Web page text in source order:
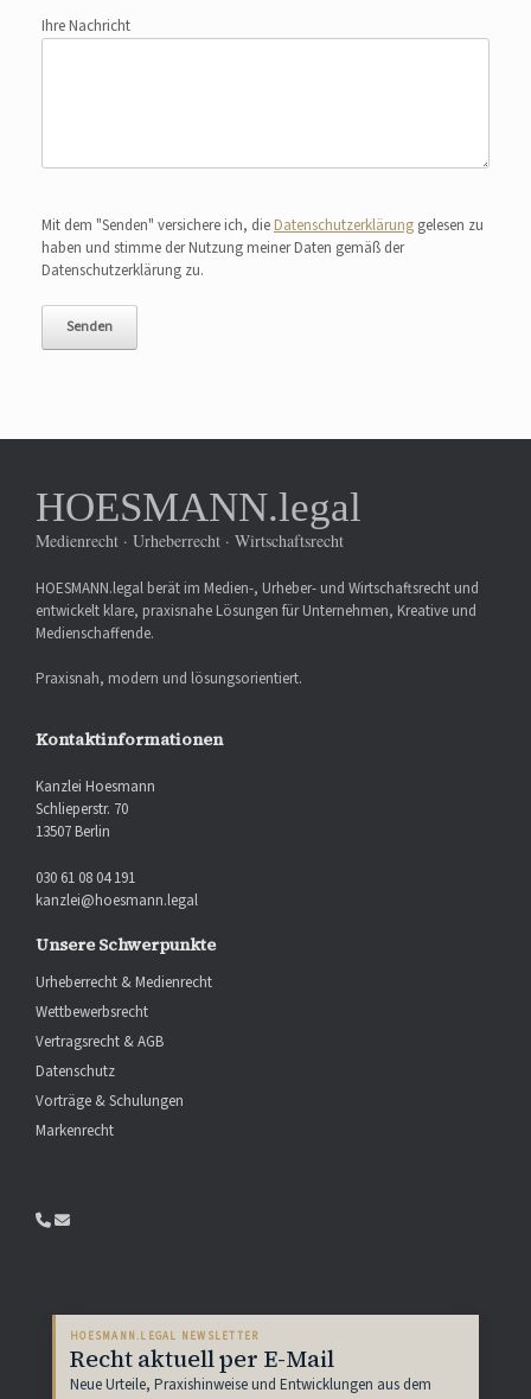
Ihre Nachricht
Mit dem "Senden" versichere ich, die Datenschutzerklärung gelesen zu
haben und stimme der Nutzung meiner Daten gemäß der
Datenschutzerklärung zu.
HOESMANN.legal
Medienrecht · Urheberrecht · Wirtschaftsrecht
HOESMANN.legal berät im Medien-, Urheber- und Wirtschaftsrecht und
entwickelt klare, praxisnahe Lösungen für Unternehmen, Kreative und
Medienschaffende.
Praxisnah, modern und lösungsorientiert.
Kontaktinformationen
Kanzlei Hoesmann
Schlieperstr. 70
13507 Berlin
030 61 08 04 191
kanzlei@hoesmann.legal
Unsere Schwerpunkte
Urheberrecht & Medienrecht
Wettbewerbsrecht
Vertragsrecht & AGB
Datenschutz
Vorträge & Schulungen
Markenrecht
HOESMANN.LEGAL NEWSLETTER
Recht aktuell per E-Mail
Neue Urteile, Praxishinweise und Entwicklungen aus dem